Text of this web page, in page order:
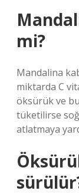
mi?
Mandalina
miktarda C
öksürük ve
tüketilirse
atlatmaya